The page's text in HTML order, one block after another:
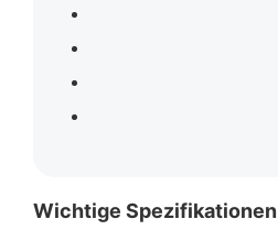
Wichtige Spezifikationen